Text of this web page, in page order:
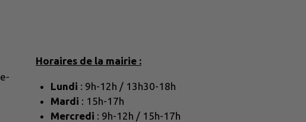
Horaires de la mairie :
Lundi : 9h-12h / 13h30-18h
Mardi : 15h-17h
Mercredi : 9h-12h / 15h-17h